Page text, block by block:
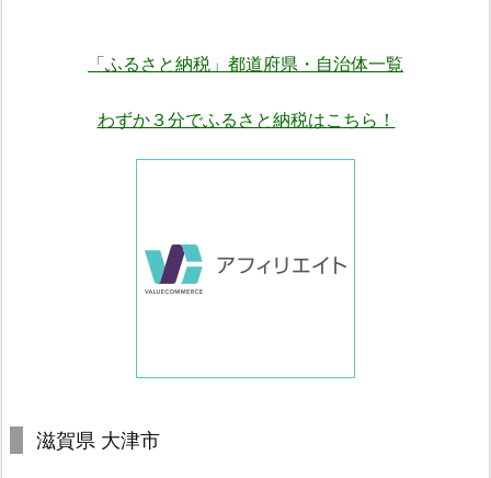
「ふるさと納税」都道府県・自治体一覧
わずか３分でふるさと納税はこちら！
滋賀県 大津市